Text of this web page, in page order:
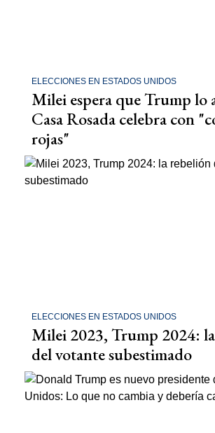
ELECCIONES EN ESTADOS UNIDOS
Milei espera que Trump lo
Casa Rosada celebra con
rojas"
ELECCIONES EN ESTADOS UNIDOS
Milei 2023, Trump 2024:
del votante subestimado